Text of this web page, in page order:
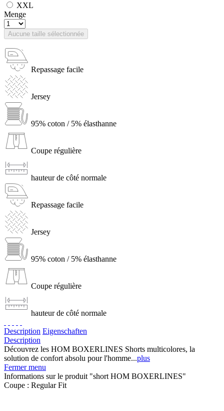
XXL
Menge
Aucune taille sélectionnée
Repassage facile
Jersey
95% coton / 5% élasthanne
Coupe régulière
hauteur de côté normale
Repassage facile
Jersey
95% coton / 5% élasthanne
Coupe régulière
hauteur de côté normale
Description Eigenschaften
Description
Découvrez les HOM BOXERLINES Shorts multicolores, la
solution de confort absolu pour l'homme...plus
Fermer menu
Informations sur le produit "short HOM BOXERLINES"
Coupe : Regular Fit